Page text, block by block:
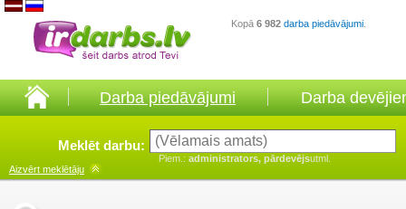
Kopā 6 982 darba piedāvājumi
Darba piedāvājumi Darba
Meklēt darbu:
Piem.: administrators, pārdevējsutml.
Aizvērt meklētāju